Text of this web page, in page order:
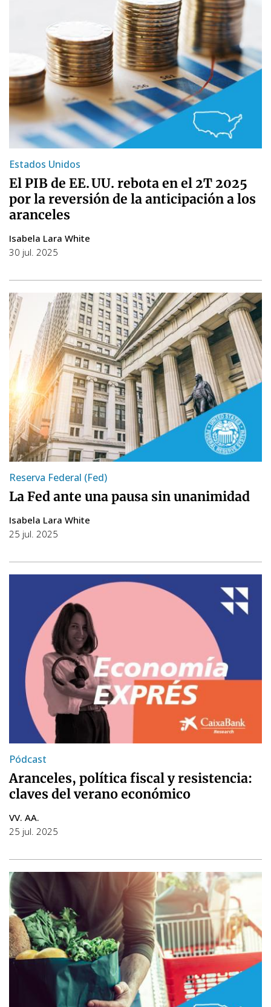
Estados Unidos
El PIB de EE. UU. rebota en el 2T 2025
por la reversión de la anticipación a los
aranceles
Isabela Lara White
30 jul. 2025
Reserva Federal (Fed)
La Fed ante una pausa sin unanimidad
Isabela Lara White
25 jul. 2025
Pódcast
Aranceles, política fiscal y resistencia:
claves del verano económico
VV. AA.
25 jul. 2025